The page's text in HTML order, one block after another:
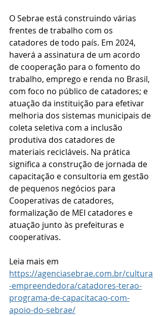
O Sebrae está construindo várias
frentes de trabalho com os
catadores de todo país. Em 2024,
haverá a assinatura de um acordo
de cooperação para o fomento do
trabalho, emprego e renda no Brasil,
com foco no público de catadores; e
atuação da instituição para efetivar
melhoria dos sistemas municipais de
coleta seletiva com a inclusão
produtiva dos catadores de
materiais recicláveis. Na prática
significa a construção de jornada de
capacitação e consultoria em gestão
de pequenos negócios para
Cooperativas de catadores,
formalização de MEI catadores e
atuação junto às prefeituras e
cooperativas.
Leia mais em
https://agenciasebrae.com.br/cultura
-empreendedora/catadores-terao-
programa-de-capacitacao-com-
apoio-do-sebrae/